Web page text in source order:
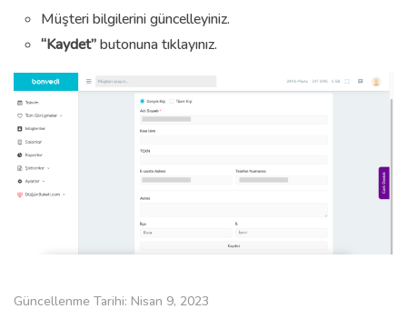
Müşteri bilgilerini güncelleyiniz.
“Kaydet”butonuna tıklayınız.
Güncellenme Tarihi: Nisan 9, 2023